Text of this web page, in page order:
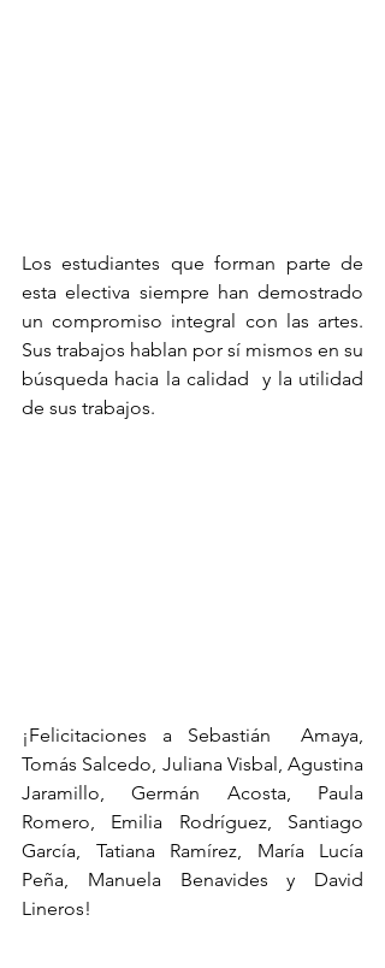
Los estudiantes que forman parte de
esta electiva siempre han demostrado
un compromiso integral con las artes.
Sus trabajos hablan por sí mismos en su
búsqueda hacia la calidad  y la utilidad
de sus trabajos.
¡Felicitaciones a Sebastián  Amaya,
Tomás Salcedo, Juliana Visbal, Agustina
Jaramillo, Germán Acosta, Paula
Romero, Emilia Rodríguez, Santiago
García, Tatiana Ramírez, María Lucía
Peña, Manuela Benavides y David
Lineros!